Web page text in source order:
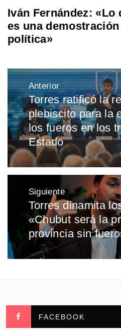
Iván Fernández: «Lo
es una
política»
Navegación
de
entradas
Anterior
Entrada
anterior:
Torres ratificó la
plebiscito para la
los fueros en los
Estado
Siguiente
Entrada
siguiente:
Torres dinamita
«Chubut será la
provincia sin
FACEBOOK